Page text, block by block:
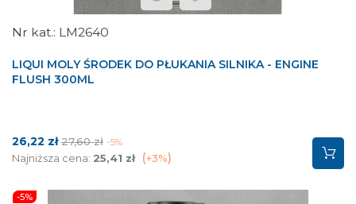
LM2640
LIQUI MOLY ŚRODEK DO PŁUKANIA SILNIKA - ENGINE
FLUSH 300ML
Cena
26,22 zł Cena
podstawowa
27,60 zł -5%
Najniższa cena: 25,41 zł +3%
-5%